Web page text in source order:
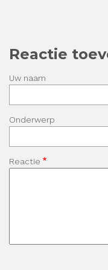
Reactie
Uw naam
Onderwerp
Reactie